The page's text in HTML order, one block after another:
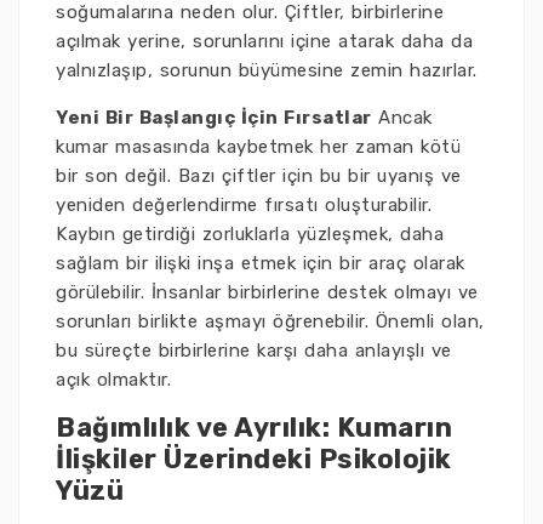
soğumalarına neden olur. Çiftler, birbirlerine
açılmak yerine, sorunlarını içine atarak daha da
yalnızlaşıp, sorunun büyümesine zemin hazırlar.
Yeni Bir Başlangıç İçin Fırsatlar Ancak
kumar masasında kaybetmek her zaman kötü
bir son değil. Bazı çiftler için bu bir uyanış ve
yeniden değerlendirme fırsatı oluşturabilir.
Kaybın getirdiği zorluklarla yüzleşmek, daha
sağlam bir ilişki inşa etmek için bir araç olarak
görülebilir. İnsanlar birbirlerine destek olmayı ve
sorunları birlikte aşmayı öğrenebilir. Önemli olan,
bu süreçte birbirlerine karşı daha anlayışlı ve
açık olmaktır.
Bağımlılık ve Ayrılık: Kumarın
İlişkiler Üzerindeki Psikolojik
Yüzü